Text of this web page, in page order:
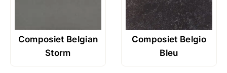
Composiet Belgian
Storm
Composiet Belgio
Bleu